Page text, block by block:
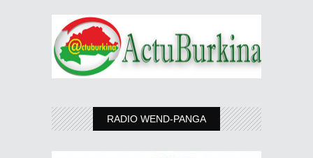
RADIO WEND-PANGA